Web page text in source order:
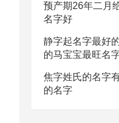
预产期26年二月
名字好
静字起名字最好
的马宝宝最旺名
焦字姓氏的名字
的名字